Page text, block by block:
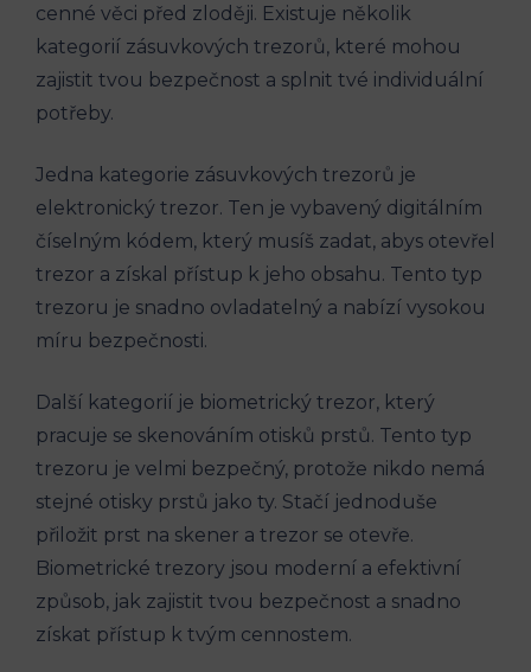
cenné věci před zloději. Existuje několik
kategorií zásuvkových trezorů, které mohou
zajistit tvou bezpečnost a splnit tvé individuální
potřeby.
Jedna kategorie zásuvkových trezorů je
elektronický trezor. Ten je vybavený digitálním
číselným kódem, který musíš zadat, abys otevřel
trezor a získal přístup k jeho obsahu. Tento typ
trezoru je snadno ovladatelný a nabízí vysokou
míru bezpečnosti.
Další kategorií je biometrický trezor, který
pracuje se skenováním otisků prstů. Tento typ
trezoru je velmi bezpečný, protože nikdo nemá
stejné otisky prstů jako ty. Stačí jednoduše
přiložit prst na skener a trezor se otevře.
Biometrické trezory jsou moderní a efektivní
způsob, jak zajistit tvou bezpečnost a snadno
získat přístup k tvým cennostem.